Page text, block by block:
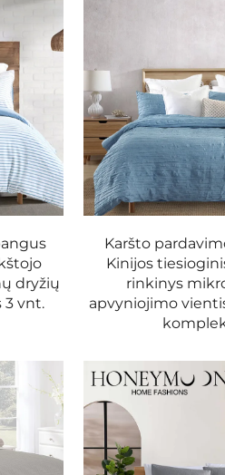
dryžių
3 vnt.
Karšto
Kinijos
rinkinys
apvyniojimo